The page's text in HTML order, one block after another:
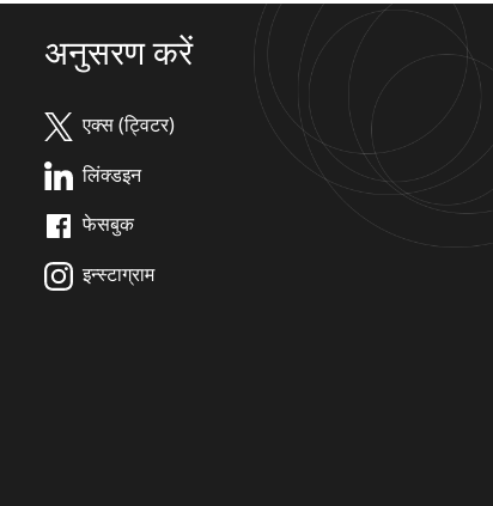
अनुसरण करें
एक्स (ट्विटर)
लिंक्डइन
फेसबुक
इन्स्टाग्राम